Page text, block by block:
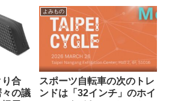
り合
の議
よみもの
スポーツ自転車の次のトレ
ンドは「32インチ」のホイ